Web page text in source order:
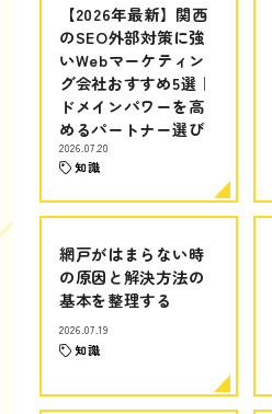
【2026年最新】関西
のSEO外部対策に強
いWebマーケティン
グ会社おすすめ5選｜
ドメインパワーを高
めるパートナー選び
2026.07.20
知識
網戸がはまらない時
の原因と解決方法の
基本を整理する
2026.07.19
知識